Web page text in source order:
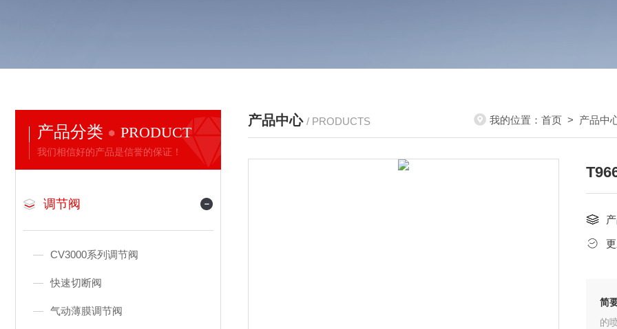
产品分类 PRODUCT
我们相信好的产品是信誉的保证！
调节阀
CV3000系列调节阀
快速切断阀
气动薄膜调节阀
产品中心 / PRODUCTS 我的位置： 首页 > 产品中
简
的